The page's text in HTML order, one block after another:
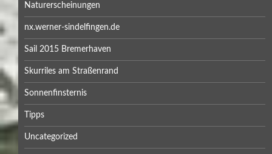
Naturerscheinungen
nx.werner-sindelfingen.de
Sail 2015 Bremerhaven
Skurriles am Straßenrand
Sonnenfinsternis
Tipps
Uncategorized